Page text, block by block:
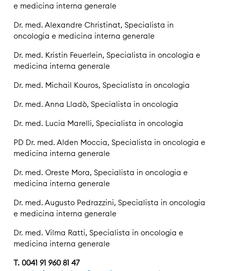
e medicina interna generale
Dr. med. Alexandre Christinat, Specialista in
oncologia e medicina interna generale
Dr. med. Kristin Feuerlein, Specialista in oncologia e
medicina interna generale
Dr. med. Michail Kouros, Specialista in oncologia
Dr. med. Anna Lladò, Specialista in oncologia
Dr. med. Lucia Marelli, Specialista in oncologia
PD Dr. med. Alden Moccia, Specialista in oncologia e
medicina interna generale
Dr. med. Oreste Mora, Specialista in oncologia e
medicina interna generale
Dr. med. Augusto Pedrazzini, Specialista in oncologia
e medicina interna generale
Dr. med. Vilma Ratti, Specialista in oncologia e
medicina interna generale
T. 0041 91 960 81 47